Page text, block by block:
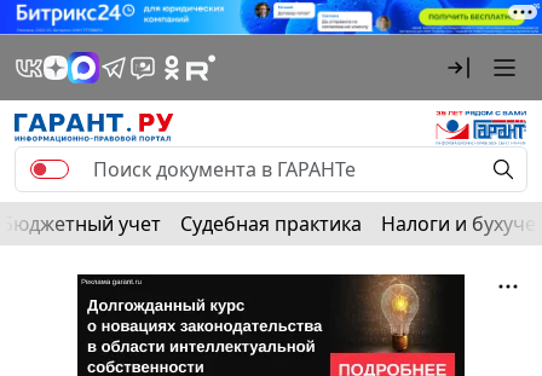
Бюджетный учет Судебная практика Налоги и